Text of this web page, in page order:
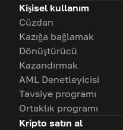
Kişisel kullanım
Cüzdan
Kazığa bağlamak
Dönüştürücü
Kazandırmak
AML Denetleyicisi
Tavsiye programı
Ortaklık programı
Kripto satın al